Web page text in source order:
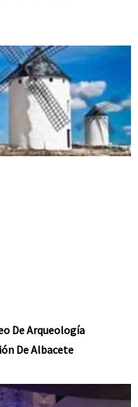
De Arqueología
De Albacete